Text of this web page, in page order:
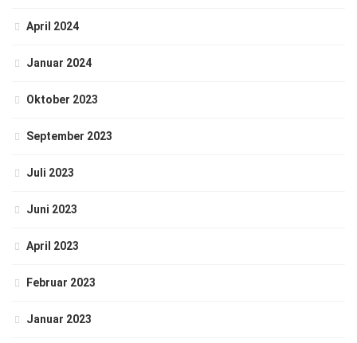
April 2024
Januar 2024
Oktober 2023
September 2023
Juli 2023
Juni 2023
April 2023
Februar 2023
Januar 2023